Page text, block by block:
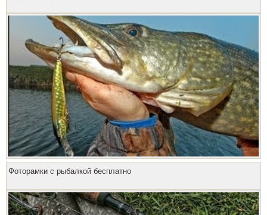
Фоторамки с рыбалкой бесплатно